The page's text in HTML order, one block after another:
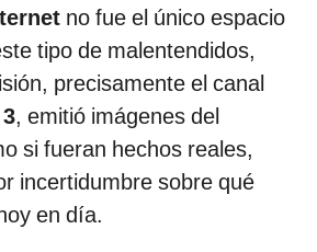
no fue el único espacio
tipo de malentendidos,
precisamente el canal
, emitió imágenes del
si fueran hechos reales,
incertidumbre sobre qué
en día.